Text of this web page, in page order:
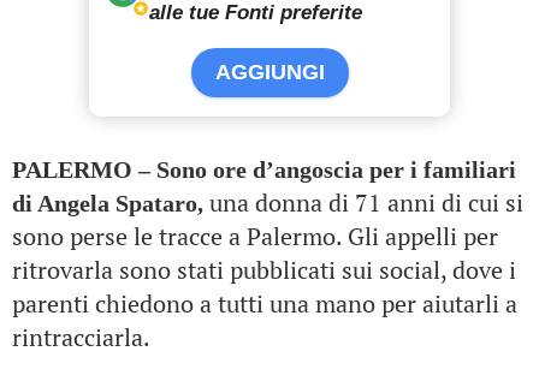
alle tue Fonti preferite
AGGIUNGI
PALERMO – Sono ore d’angoscia per i familiari
di Angela Spataro, una donna di 71 anni di cui si
sono perse le tracce a Palermo. Gli appelli per
ritrovarla sono stati pubblicati sui social, dove i
parenti chiedono a tutti una mano per aiutarli a
rintracciarla.